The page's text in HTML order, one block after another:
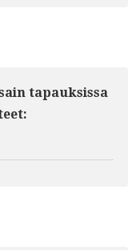
tapauksissa